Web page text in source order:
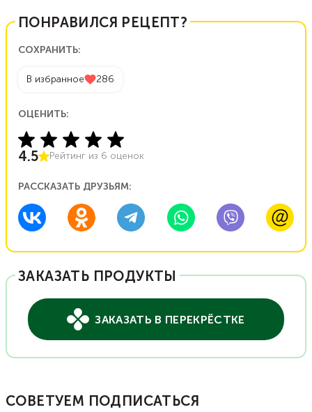
ПОНРАВИЛСЯ РЕЦЕПТ?
СОХРАНИТЬ:
В избранное 286
ОЦЕНИТЬ:
4.5 Рейтинг из 6 оценок
РАССКАЗАТЬ ДРУЗЬЯМ:
ЗАКАЗАТЬ ПРОДУКТЫ
ЗАКАЗАТЬ В ПЕРЕКРЁСТКЕ
СОВЕТУЕМ ПОДПИСАТЬСЯ